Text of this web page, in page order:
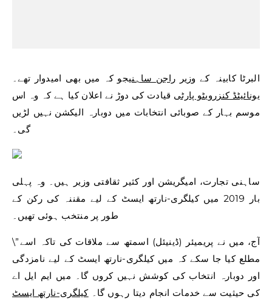
البرٹا کابینہ کے وزیر راجن ساہنیجو کہ میں بھی امیدوار تھے۔
یونائیٹڈ کنزرویٹو پارٹی قیادت کی دوڑ نے اعلان کیا ہے کہ وہ اس
موسم بہار کے صوبائی انتخابات میں دوبارہ الیکشن نہیں لڑیں
گی۔
ساہنی تجارت، امیگریشن اور کثیر ثقافتی وزیر ہیں۔ وہ پہلی
بار 2019 میں کیلگری-نارتھ ایسٹ کے لیے مقننہ کی رکن کے
طور پر منتخب ہوئی تھیں۔
\”آج، میں نے پریمیئر (ڈینیئل) اسمتھ سے ملاقات کی تاکہ اسے
مطلع کیا جا سکے کہ میں کیلگری-نارتھ ایسٹ کے لیے نامزدگی
اور دوبارہ انتخاب کی کوشش نہیں کروں گا۔ میں ایم ایل اے
کی حیثیت سے خدمات انجام دیتا رہوں گا۔کیلگری-نارتھ ایسٹ